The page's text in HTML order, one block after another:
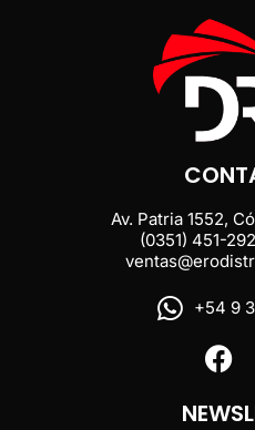
Av. Patria 1552,
(0351) 451-
+54 9